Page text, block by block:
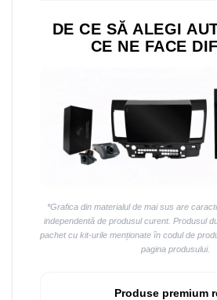
DE CE SĂ ALEGI
CE NE FACE
*Grafica din materialul de mai sus are
independentă de produsul curent. Produsul
pachet cu kit-urile menționate în codul de
pagina produsului.
Produse premium